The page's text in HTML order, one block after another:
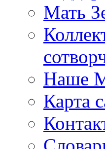
Мать
Наше
Карта